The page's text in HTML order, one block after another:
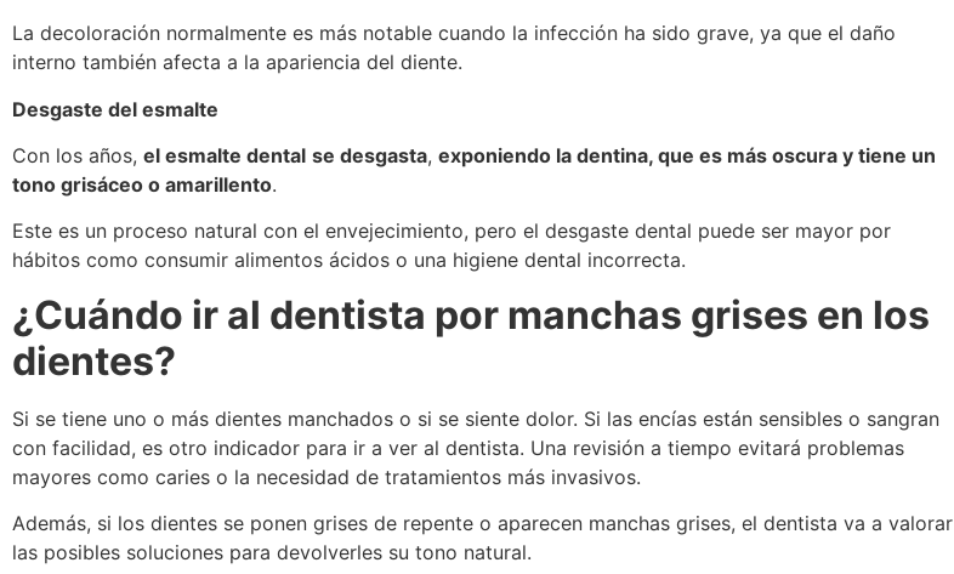
La decoloración normalmente es más notable cuando la infección ha sido grave, ya que el daño
interno también afecta a la apariencia del diente.
Desgaste del esmalte
Con los años, el esmalte dental se desgasta, exponiendo la dentina, que es más oscura y tiene un
tono grisáceo o amarillento.
Este es un proceso natural con el envejecimiento, pero el desgaste dental puede ser mayor por
hábitos como consumir alimentos ácidos o una higiene dental incorrecta.
¿Cuándo ir al dentista por manchas grises en los
dientes?
Si se tiene uno o más dientes manchados o si se siente dolor. Si las encías están sensibles o sangran
con facilidad, es otro indicador para ir a ver al dentista. Una revisión a tiempo evitará problemas
mayores como caries o la necesidad de tratamientos más invasivos.
Además, si los dientes se ponen grises de repente o aparecen manchas grises, el dentista va a valorar
las posibles soluciones para devolverles su tono natural.